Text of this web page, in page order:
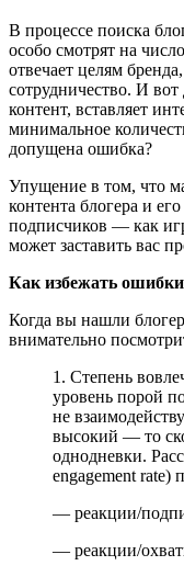
В процессе поиска
особо смотрят на
отвечает целям
сотрудничество. И вот
контент, вставляет
минимальное
допущена ошибка?
Упущение в том, что
контента блогера и
подписчиков — как
может заставить вас
Как избежать
Когда вы нашли
внимательно
1. Степень
уровень порой
не
высокий — то
однодневки.
engagement
— реакции/
— реакции/